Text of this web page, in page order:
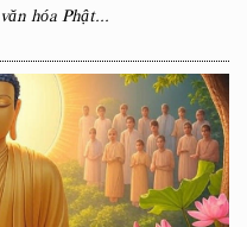
hóa Phật...